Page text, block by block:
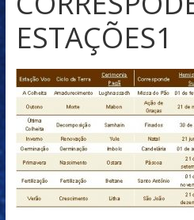
ESTAÇÕES1